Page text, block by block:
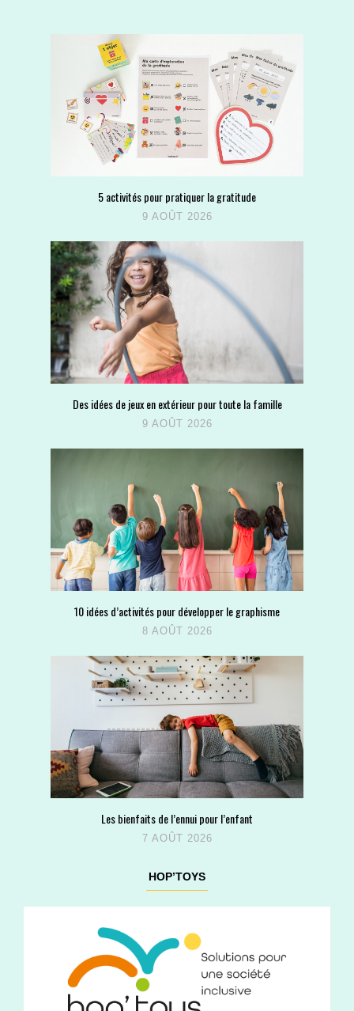
5 activités pour pratiquer la gratitude
9 AOÛT 2026
Des idées de jeux en extérieur pour toute la famille
9 AOÛT 2026
10 idées d’activités pour développer le graphisme
8 AOÛT 2026
Les bienfaits de l’ennui pour l’enfant
7 AOÛT 2026
HOP’TOYS